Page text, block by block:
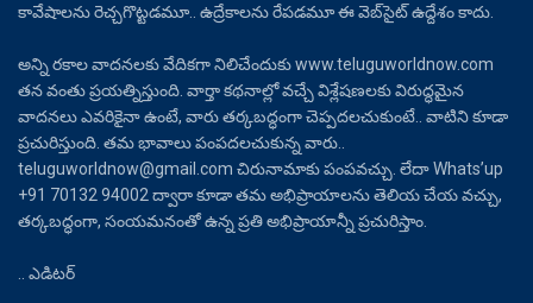
కావేషాలను రెచ్చగొట్టడమూ.. ఉద్రేకాలను రేపడమూ ఈ వెబ్‌సైట్ ఉద్దేశం కాదు.
అన్ని రకాల వాదనలకు వేదికగా నిలిచేందుకు www.teluguworldnow.com
తన వంతు ప్రయత్నిస్తుంది. వార్తా కథనాల్లో వచ్చే విశ్లేషణలకు విరుద్ధమైన
వాదనలు ఎవరికైనా ఉంటే, వారు తర్కబద్ధంగా చెప్పదలచుకుంటే.. వాటిని కూడా
ప్రచురిస్తుంది. తమ భావాలు పంపదలచుకున్న వారు..
teluguworldnow@gmail.com చిరునామాకు పంపవచ్చు. లేదా Whats’up
+91 70132 94002 ద్వారా కూడా తమ అభిప్రాయాలను తెలియ చేయ వచ్చు,
తర్కబద్ధంగా, సంయమనంతో ఉన్న ప్రతి అభిప్రాయాన్నీ ప్రచురిస్తాం.
.. ఎడిటర్